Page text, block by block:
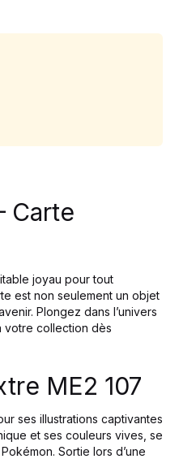
Carte
joyau pour tout
est non seulement un objet
Plongez dans l’univers
votre collection dès
ME2 107
ses illustrations captivantes
et ses couleurs vives, se
Sortie lors d’une